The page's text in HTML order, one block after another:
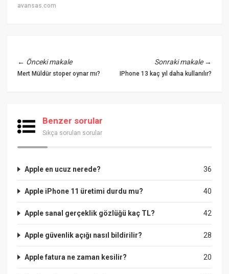
avansas.com
← Önceki makale
Mert Müldür stoper oynar mı?
Sonraki makale→
IPhone 13 kaç yıl daha kullanılır?
Benzer sorular
Sıkça sorulan sorular
36
Apple en ucuz nerede?
40
Apple iPhone 11 üretimi durdu mu?
42
Apple sanal gerçeklik gözlüğü kaç TL?
28
Apple güvenlik açığı nasıl bildirilir?
20
Apple fatura ne zaman kesilir?